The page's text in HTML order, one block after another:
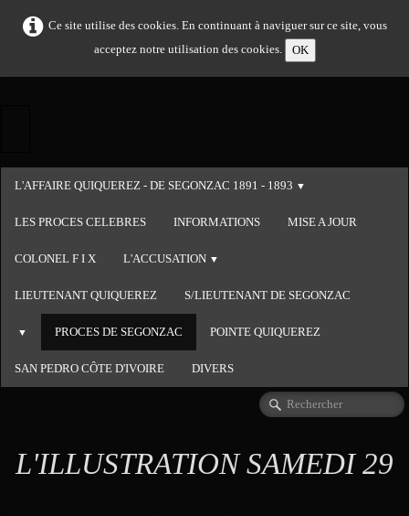
Ce site utilise des cookies. En continuant à naviguer sur ce site, vous
acceptez notre utilisation des cookies.
OK
L'AFFAIRE QUIQUEREZ - DE SEGONZAC 1891 - 1893 ▼
LES PROCES CELEBRES INFORMATIONS MISE A JOUR
COLONEL F I X L'ACCUSATION ▼
LIEUTENANT QUIQUEREZ S/LIEUTENANT DE SEGONZAC
▼ PROCES DE SEGONZAC POINTE QUIQUEREZ
SAN PEDRO CÔTE D'IVOIRE DIVERS
L'ILLUSTRATION SAMEDI 29